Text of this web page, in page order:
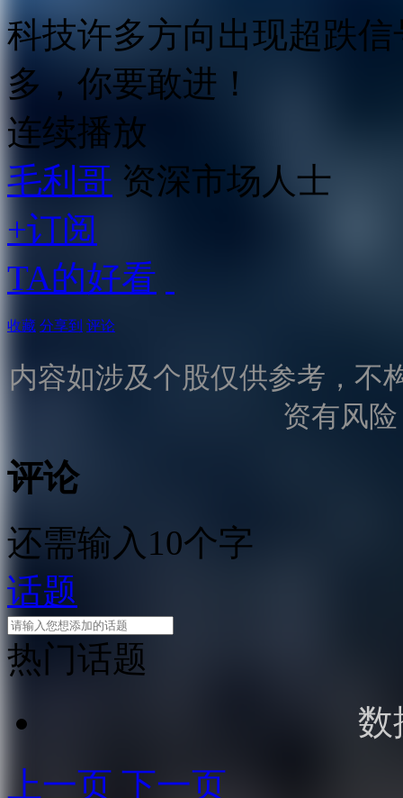
科技许多方向出现超跌
多，你要敢进！
连续播放
毛利哥 资深市场人士
+订阅
TA的好看
收藏 分享到 评论
内容如涉及个股仅供参考，不
资有风
评论
还需输入10个字
话题
热门话题
数
上一页 下一页